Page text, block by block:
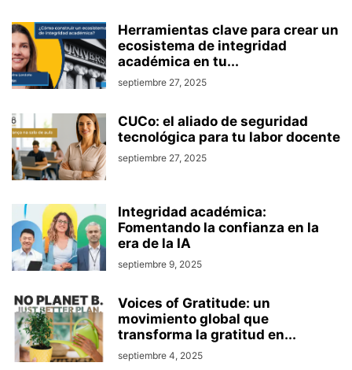
Herramientas clave para crear un
ecosistema de integridad
académica en tu...
septiembre 27, 2025
CUCo: el aliado de seguridad
tecnológica para tu labor docente
septiembre 27, 2025
Integridad académica:
Fomentando la confianza en la
era de la IA
septiembre 9, 2025
Voices of Gratitude: un
movimiento global que
transforma la gratitud en...
septiembre 4, 2025